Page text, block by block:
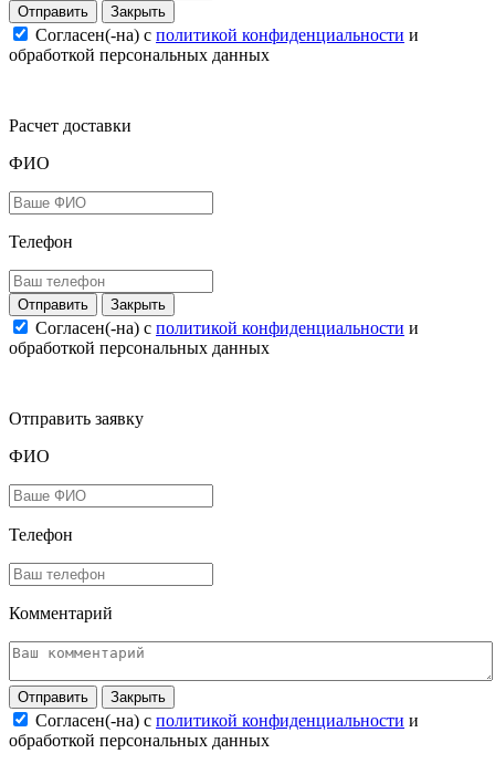
Закрыть
Согласен(-на) c политикой конфиденциальности и
обработкой персональных данных
Расчет доставки
ФИО
Телефон
Закрыть
Согласен(-на) c политикой конфиденциальности и
обработкой персональных данных
Отправить заявку
ФИО
Телефон
Комментарий
Закрыть
Согласен(-на) c политикой конфиденциальности и
обработкой персональных данных